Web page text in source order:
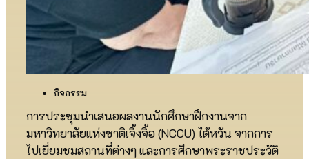
กิจกรรม
การประชุมนำเสนอผลงานนักศึกษาฝึกงานจาก
มหาวิทยาลัยแห่งชาติเจิ้งจิ้อ (NCCU) ไต้หวัน จากการ
ไปเยี่ยมชมสถานที่ต่างๆ และการศึกษาพระราชประวัติ